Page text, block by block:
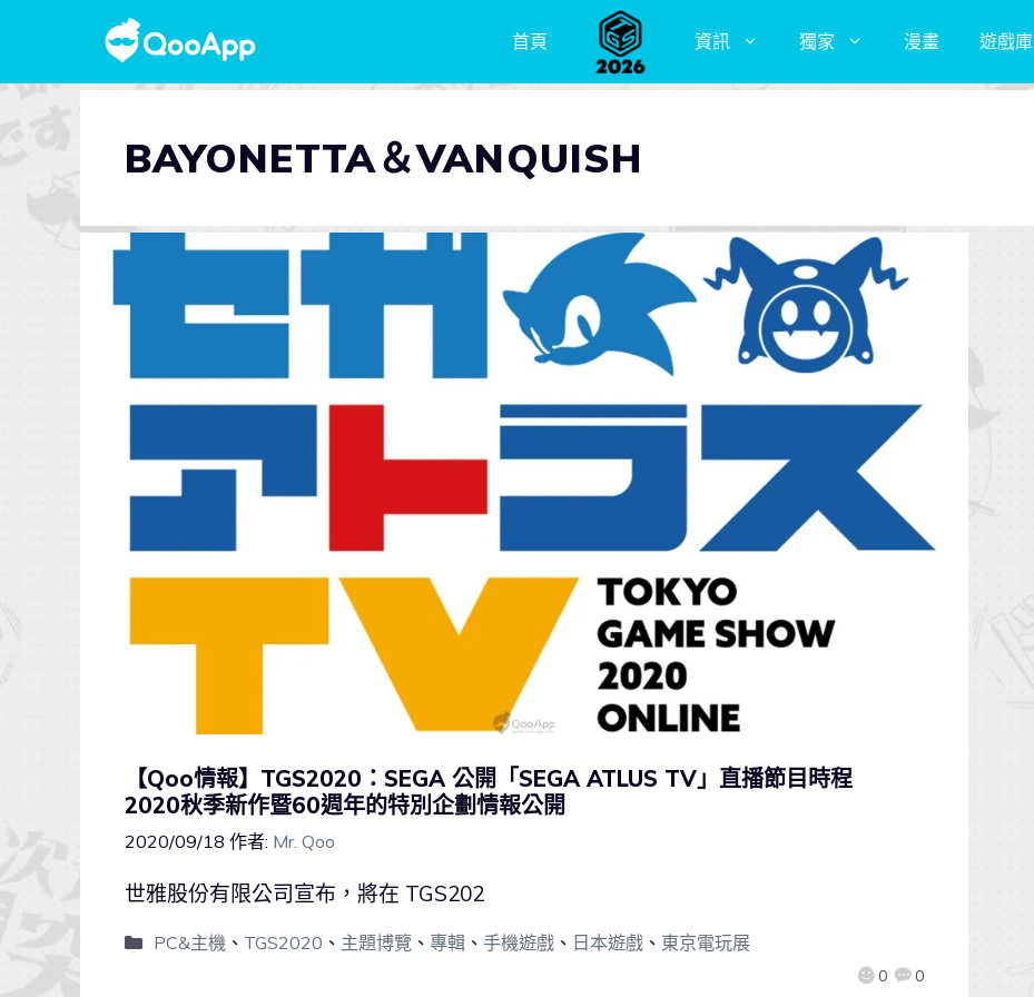
首頁 資訊 獨家 漫畫 遊戲庫
BAYONETTA＆VANQUISH
【Qoo情報】TGS2020：SEGA 公開「SEGA ATLUS TV」直播節目時程
2020秋季新作暨60週年的特別企劃情報公開
2020/09/18 作者: Mr. Qoo
0 0
世雅股份有限公司宣布，將在 TGS202
PC&主機、 TGS2020 、 主題博覽、 專輯、 手機遊戲、 日本遊戲、 東京電玩展